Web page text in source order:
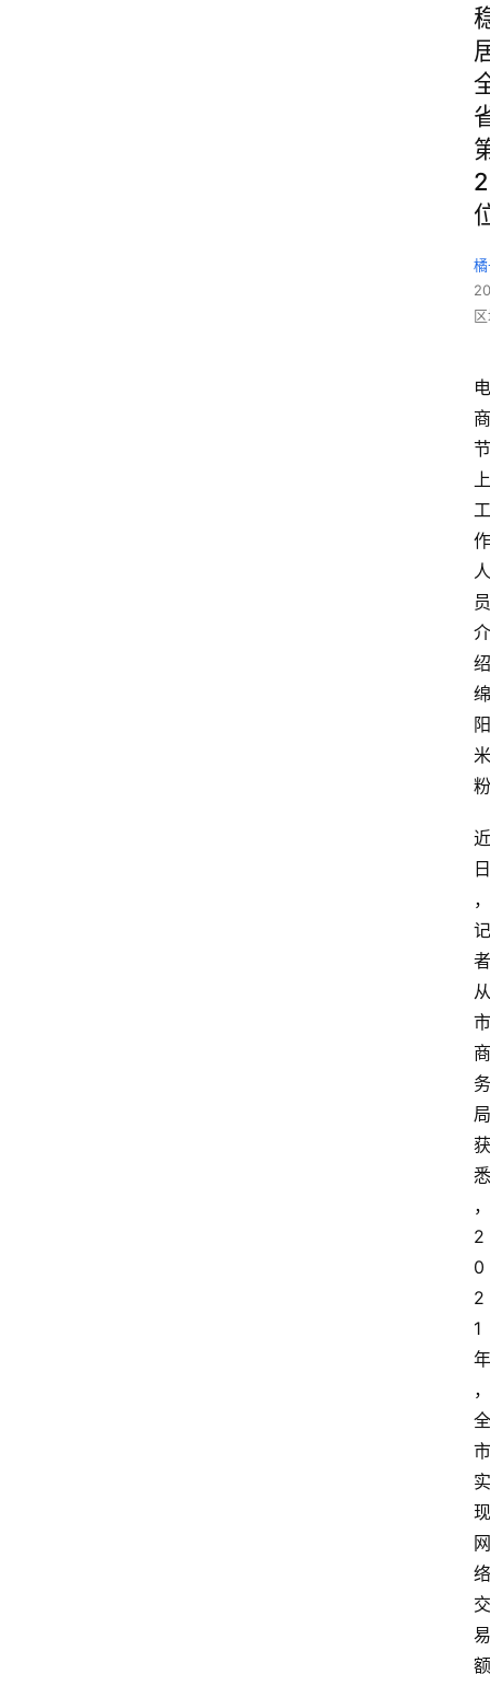
2
电
商
节
上
工
作
人
员
介
绍
绵
阳
米
粉
近
日
，
记
者
从
市
商
务
局
获
悉
，
2
0
2
1
年
，
全
市
实
现
网
络
交
易
额